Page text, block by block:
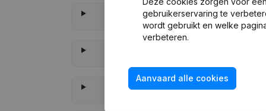
gebruikerservaring te
wordt gebruikt en welke
verbeteren.
Aanvaard alle cookies